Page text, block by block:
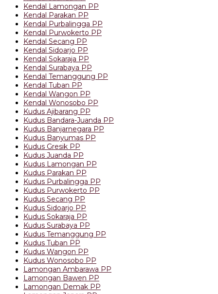
Kendal Lamongan PP
Kendal Parakan PP
Kendal Purbalingga PP
Kendal Purwokerto PP
Kendal Secang PP
Kendal Sidoarjo PP
Kendal Sokaraja PP
Kendal Surabaya PP
Kendal Temanggung PP
Kendal Tuban PP
Kendal Wangon PP
Kendal Wonosobo PP
Kudus Ajibarang PP
Kudus Bandara-Juanda PP
Kudus Banjarnegara PP
Kudus Banyumas PP
Kudus Gresik PP
Kudus Juanda PP
Kudus Lamongan PP
Kudus Parakan PP
Kudus Purbalingga PP
Kudus Purwokerto PP
Kudus Secang PP
Kudus Sidoarjo PP
Kudus Sokaraja PP
Kudus Surabaya PP
Kudus Temanggung PP
Kudus Tuban PP
Kudus Wangon PP
Kudus Wonosobo PP
Lamongan Ambarawa PP
Lamongan Bawen PP
Lamongan Demak PP